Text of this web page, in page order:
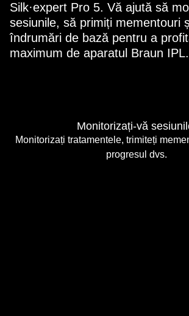
Silk·expert Pro 5. Vă ajută să
sesiunile, să primiți mementouri
îndrumări de bază pentru a
maximum de aparatul Braun IPL.
Monitorizați-vă
Monitorizați tratamentele, trimiteți
progresul dvs.